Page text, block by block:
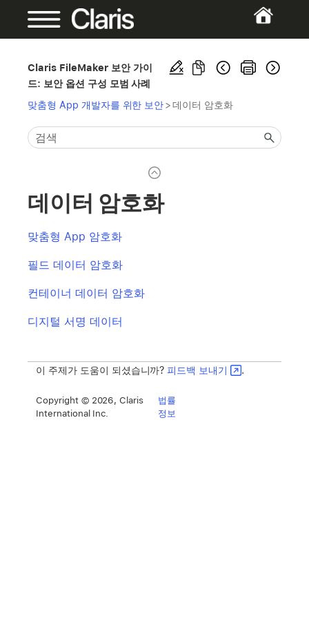
Claris FileMaker 보안 가이
드: 보안 옵션 구성 모범 사례
맞춤형 App 개발자를 위한 보안>데이터 암호화
데이터 암호화
맞춤형 App 암호화
필드 데이터 암호화
컨테이너 데이터 암호화
디지털 서명 데이터
이 주제가 도움이 되셨습니까?피드백 보내기 .
Copyright © 2026, Claris
International Inc.
법률
정보